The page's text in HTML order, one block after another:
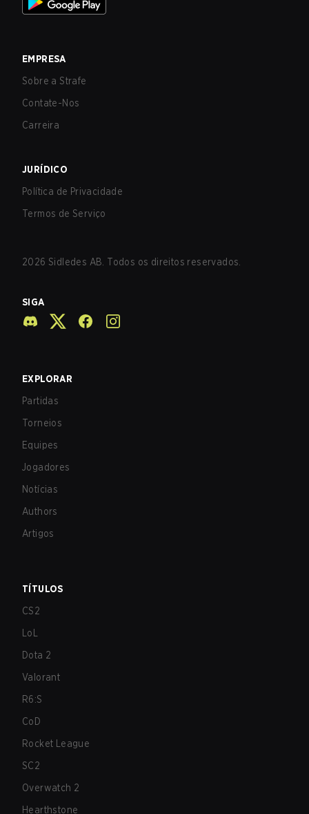
EMPRESA
Sobre a Strafe
Contate-Nos
Carreira
JURÍDICO
Política de Privacidade
Termos de Serviço
2026 Sidledes AB. Todos os direitos reservados.
SIGA
EXPLORAR
Partidas
Torneios
Equipes
Jogadores
Notícias
Authors
Artigos
TÍTULOS
CS2
LoL
Dota 2
Valorant
R6:S
CoD
Rocket League
SC2
Overwatch 2
Hearthstone